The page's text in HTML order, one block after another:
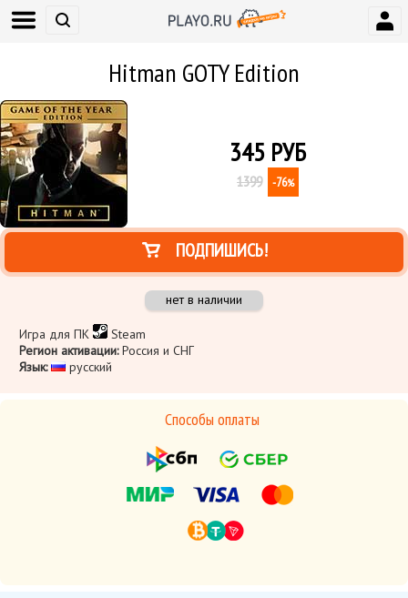
Hitman GOTY Edition
345 РУБ
1399 -76%
ПОДПИШИСЬ!
нет в наличии
Игра для ПК
Steam
Регион активации:Россия и СНГ
Язык:
русский
Способы оплаты